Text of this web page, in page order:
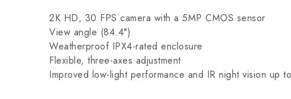
2K HD, 30 FPS camera with a 5MP CMOS sensor
View angle (84.4°)
Weatherproof IPX4-rated enclosure
Flexible, three-axes adjustment
Improved low-light performance and IR night vision up